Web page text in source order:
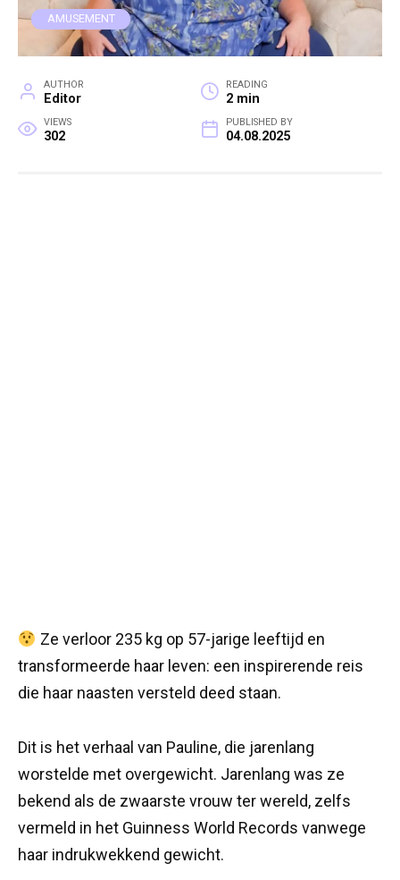
AMUSEMENT
AUTHOR
Editor
READING
2 min
VIEWS
302
PUBLISHED BY
04.08.2025
Ze verloor 235 kg op 57-jarige leeftijd en
transformeerde haar leven: een inspirerende reis
die haar naasten versteld deed staan.
Dit is het verhaal van Pauline, die jarenlang
worstelde met overgewicht. Jarenlang was ze
bekend als de zwaarste vrouw ter wereld, zelfs
vermeld in het Guinness World Records vanwege
haar indrukwekkend gewicht.